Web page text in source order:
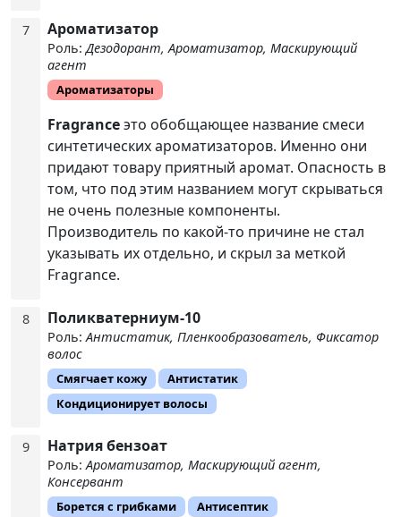
7 Ароматизатор
Роль: Дезодорант, Ароматизатор, Маскирующий
агент
Ароматизаторы
Fragranceэто обобщающее название смеси
синтетических ароматизаторов. Именно они
придают товару приятный аромат. Опасность в
том, что под этим названием могут скрываться
не очень полезные компоненты.
Производитель по какой-то причине не стал
указывать их отдельно, и скрыл за меткой
Fragrance.
8 Поликватерниум-10
Роль: Антистатик, Пленкообразователь, Фиксатор
волос
Смягчает кожу
Антистатик
Кондиционирует волосы
9 Натрия бензоат
Роль: Ароматизатор, Маскирующий агент,
Консервант
Борется с грибками Антисептик